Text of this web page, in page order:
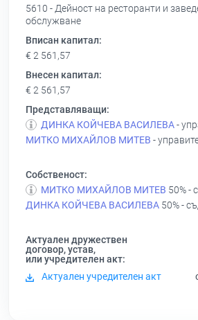
5610 - Дейност на ресторанти и
обслужване
Вписан капитал:
€ 2 561,57
Внесен капитал:
€ 2 561,57
Представляващи:
ДИНКА КОЙЧЕВА ВАСИЛЕВА-
МИТКО МИХАЙЛОВ МИТЕВ -
Собственост:
МИТКО МИХАЙЛОВ МИТЕВ 50% -
ДИНКА КОЙЧЕВА ВАСИЛЕВА 50% -
Актуален дружествен
договор, устав,
или учредителен акт:
Актуален учредителен акт